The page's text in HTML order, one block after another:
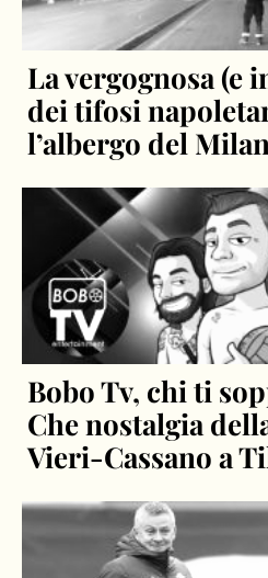
La vergognosa (e
dei tifosi
l’albergo del
Bobo Tv, chi ti
Che nostalgia
Vieri-Cassano a